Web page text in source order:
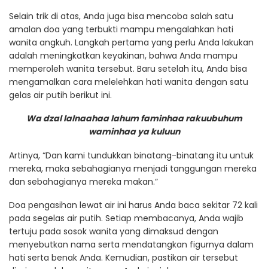
Selain trik di atas, Anda juga bisa mencoba salah satu
amalan doa yang terbukti mampu mengalahkan hati
wanita angkuh. Langkah pertama yang perlu Anda lakukan
adalah meningkatkan keyakinan, bahwa Anda mampu
memperoleh wanita tersebut. Baru setelah itu, Anda bisa
mengamalkan cara melelehkan hati wanita dengan satu
gelas air putih berikut ini.
Wa dzal lalnaahaa lahum faminhaa rakuubuhum
waminhaa ya kuluun
Artinya, “Dan kami tundukkan binatang-binatang itu untuk
mereka, maka sebahagianya menjadi tanggungan mereka
dan sebahagianya mereka makan.”
Doa pengasihan lewat air ini harus Anda baca sekitar 72 kali
pada segelas air putih. Setiap membacanya, Anda wajib
tertuju pada sosok wanita yang dimaksud dengan
menyebutkan nama serta mendatangkan figurnya dalam
hati serta benak Anda. Kemudian, pastikan air tersebut